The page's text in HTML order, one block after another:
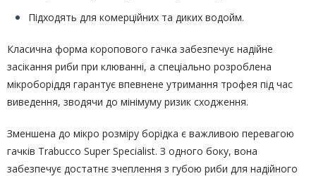
Підходять для комерційних та диких водойм.
Класична форма коропового гачка забезпечує надійне
засікання риби при клюванні, а спеціально розроблена
мікроборіддя гарантує впевнене утримання трофея під час
виведення, зводячи до мінімуму ризик сходження.
Зменшена до мікро розміру борідка є важливою перевагою
гачків Trabucco Super Specialist. З одного боку, вона
забезпечує достатнє зчеплення з губою риби для надійного